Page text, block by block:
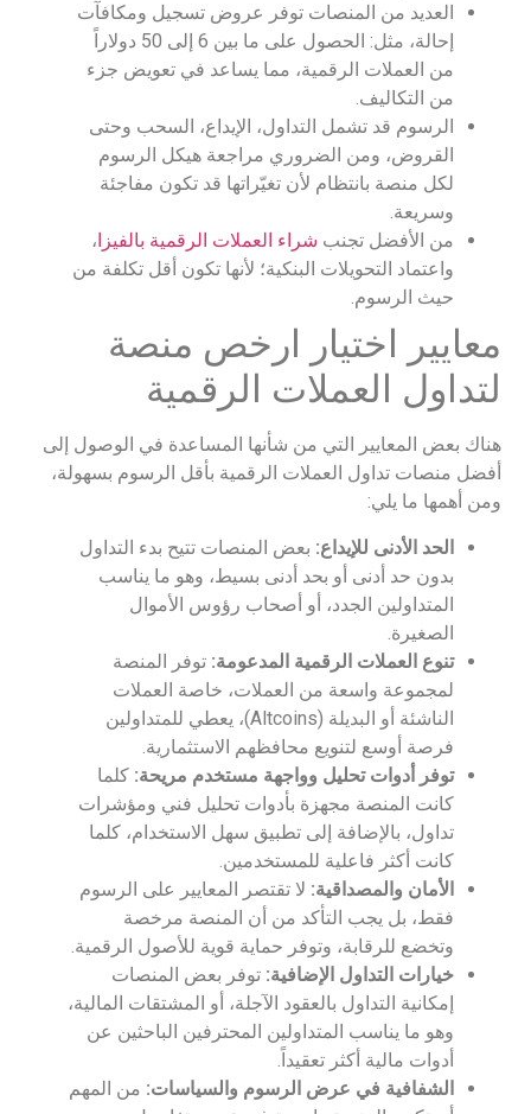
العديد من المنصات توفر عروض تسجيل ومكافآت
إحالة، مثل: الحصول على ما بين 6 إلى 50 دولاراً
من العملات الرقمية، مما يساعد في تعويض جزء
من التكاليف.
الرسوم قد تشمل التداول، الإيداع، السحب وحتى
القروض، ومن الضروري مراجعة هيكل الرسوم
لكل منصة بانتظام لأن تغيّراتها قد تكون مفاجئة
وسريعة.
من الأفضل تجنب شراء العملات الرقمية بالفيزا ،
واعتماد التحويلات البنكية؛ لأنها تكون أقل تكلفة من
حيث الرسوم.
معايير اختيار ارخص منصة
لتداول العملات الرقمية
هناك بعض المعايير التي من شأنها المساعدة في الوصول إلى
أفضل منصات تداول العملات الرقمية بأقل الرسوم بسهولة،
ومن أهمها ما يلي:
الحد الأدنى للإيداع: بعض المنصات تتيح بدء التداول
بدون حد أدنى أو بحد أدنى بسيط، وهو ما يناسب
المتداولين الجدد، أو أصحاب رؤوس الأموال
الصغيرة.
تنوع العملات الرقمية المدعومة: توفر المنصة
لمجموعة واسعة من العملات، خاصة العملات
الناشئة أو البديلة (Altcoins)، يعطي للمتداولين
فرصة أوسع لتنويع محافظهم الاستثمارية.
توفر أدوات تحليل وواجهة مستخدم مريحة: كلما
كانت المنصة مجهزة بأدوات تحليل فني ومؤشرات
تداول، بالإضافة إلى تطبيق سهل الاستخدام، كلما
كانت أكثر فاعلية للمستخدمين.
الأمان والمصداقية: لا تقتصر المعايير على الرسوم
فقط، بل يجب التأكد من أن المنصة مرخصة
وتخضع للرقابة، وتوفر حماية قوية للأصول الرقمية.
خيارات التداول الإضافية: توفر بعض المنصات
إمكانية التداول بالعقود الآجلة، أو المشتقات المالية،
وهو ما يناسب المتداولين المحترفين الباحثين عن
أدوات مالية أكثر تعقيداً.
الشفافية في عرض الرسوم والسياسات: من المهم